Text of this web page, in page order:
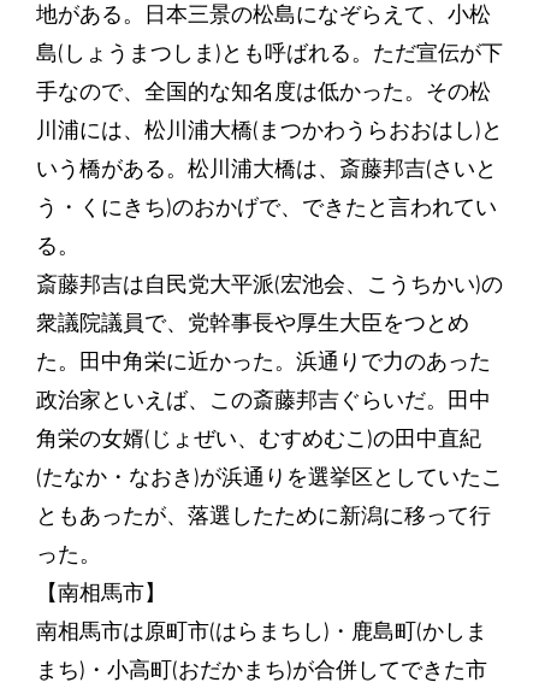
地がある。日本三景の松島になぞらえて、小松
島(しょうまつしま)とも呼ばれる。ただ宣伝が下
手なので、全国的な知名度は低かった。その松
川浦には、松川浦大橋(まつかわうらおおはし)と
いう橋がある。松川浦大橋は、斎藤邦吉(さいと
う・くにきち)のおかげで、できたと言われてい
る。
斎藤邦吉は自民党大平派(宏池会、こうちかい)の
衆議院議員で、党幹事長や厚生大臣をつとめ
た。田中角栄に近かった。浜通りで力のあった
政治家といえば、この斎藤邦吉ぐらいだ。田中
角栄の女婿(じょぜい、むすめむこ)の田中直紀
(たなか・なおき)が浜通りを選挙区としていたこ
ともあったが、落選したために新潟に移って行
った。
【南相馬市】
南相馬市は原町市(はらまちし)・鹿島町(かしま
まち)・小高町(おだかまち)が合併してできた市